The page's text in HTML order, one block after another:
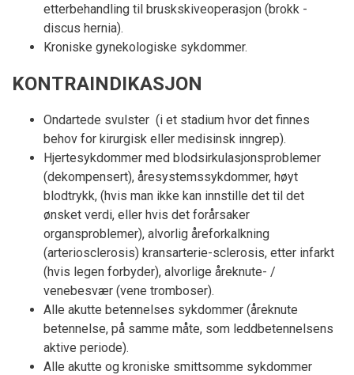
etterbehandling til bruskskiveoperasjon (brokk -
discus hernia).
Kroniske gynekologiske sykdommer.
KONTRAINDIKASJON
Ondartede svulster (i et stadium hvor det finnes
behov for kirurgisk eller medisinsk inngrep).
Hjertesykdommer med blodsirkulasjonsproblemer
(dekompensert), åresystemssykdommer, høyt
blodtrykk, (hvis man ikke kan innstille det til det
ønsket verdi, eller hvis det forårsaker
organsproblemer), alvorlig åreforkalkning
(arteriosclerosis) kransarterie-sclerosis, etter infarkt
(hvis legen forbyder), alvorlige åreknute- /
venebesvær (vene tromboser).
Alle akutte betennelses sykdommer (åreknute
betennelse, på samme måte, som leddbetennelsens
aktive periode).
Alle akutte og kroniske smittsomme sykdommer